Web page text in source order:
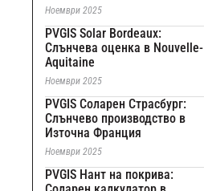
Ноември 2025
PVGIS Solar Bordeaux:
Слънчева оценка в Nouvelle-
Aquitaine
Ноември 2025
PVGIS Соларен Страсбург:
Слънчево производство в
Източна Франция
Ноември 2025
PVGIS Нант на покрива: